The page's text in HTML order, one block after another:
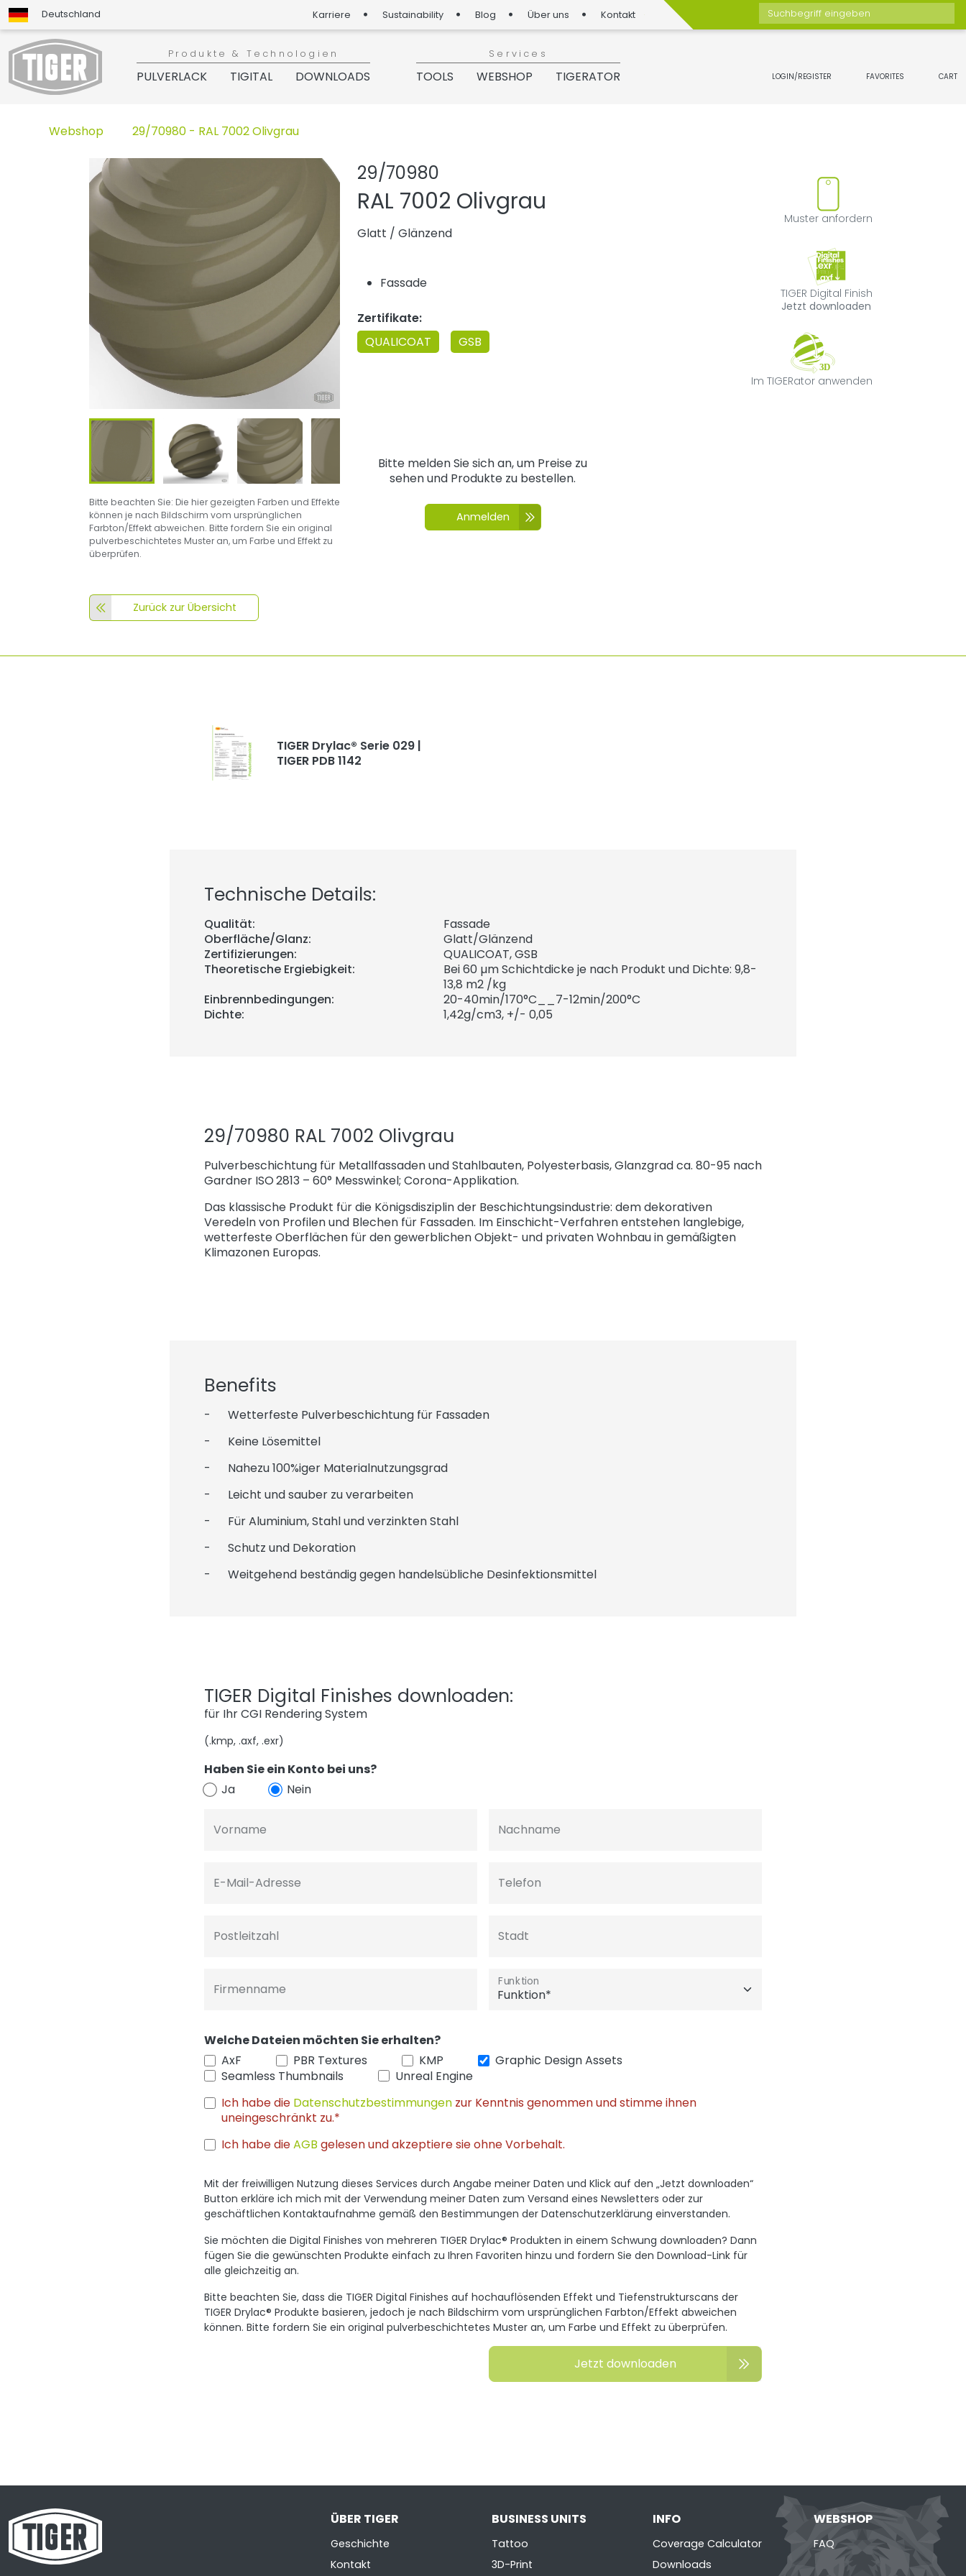
Deutschland Karriere Sustainability Blog Über uns Kontakt
Suchbegriff eingeben
Produkte & Technologien
PULVERLACK TIGITAL DOWNLOADS
Services
TOOLS WEBSHOP TIGERATOR LOGIN/REGISTER FAVORITES CART
Webshop 29/70980 - RAL 7002 Olivgrau
Bitte beachten Sie: Die hier gezeigten Farben und Effekte
können je nach Bildschirm vom ursprünglichen
Farbton/Effekt abweichen. Bitte fordern Sie ein original
pulverbeschichtetes Muster an, um Farbe und Effekt zu
überprüfen.
Zurück zur Übersicht
29/70980
Produkt zu Favoriten hinzufügen oder
RAL 7002 Olivgrau
Glatt /Glänzend
Fassade
Zertifikate:
QUALICOAT
GSB
Muster anfordern
TIGER Digital Finish
Jetzt downloaden
Im TIGERator anwenden
Bitte melden Sie sich an, um Preise zu
sehen und Produkte zu bestellen.
Anmelden
TIGER Drylac® Serie 029 |
TIGER PDB 1142
Technische Details:
Qualität:
Fassade
Oberfläche/Glanz:
Glatt/Glänzend
Zertifizierungen:
QUALICOAT, GSB
Theoretische Ergiebigkeit:
Bei 60 µm Schichtdicke je nach Produkt und Dichte: 9,8-
13,8 m2 /kg
Einbrennbedingungen:
20-40min/170°C__7-12min/200°C
Dichte:
1,42g/cm3, +/- 0,05
29/70980 RAL 7002 Olivgrau
Pulverbeschichtung für Metallfassaden und Stahlbauten, Polyesterbasis, Glanzgrad ca. 80-95 nach
Gardner ISO 2813 – 60° Messwinkel; Corona-Applikation.
Das klassische Produkt für die Königsdisziplin der Beschichtungsindustrie: dem dekorativen
Veredeln von Profilen und Blechen für Fassaden. Im Einschicht-Verfahren entstehen langlebige,
wetterfeste Oberflächen für den gewerblichen Objekt- und privaten Wohnbau in gemäßigten
Klimazonen Europas.
Benefits
- Wetterfeste Pulverbeschichtung für Fassaden
- Keine Lösemittel
- Nahezu 100%iger Materialnutzungsgrad
- Leicht und sauber zu verarbeiten
- Für Aluminium, Stahl und verzinkten Stahl
- Schutz und Dekoration
- Weitgehend beständig gegen handelsübliche Desinfektionsmittel
TIGER Digital Finishes downloaden:
für Ihr CGI Rendering System
(.kmp, .axf, .exr)
Haben Sie ein Konto bei uns?
Ja
Nein
Vorname Nachname
E-Mail-Adresse Telefon
Postleitzahl Stadt
Firmenname Funktion
Welche Dateien möchten Sie erhalten?
AxF
PBR Textures KMP
Graphic Design Assets
Seamless Thumbnails
Unreal Engine
Ich habe die Datenschutzbestimmungen zur Kenntnis genommen und stimme ihnen
uneingeschränkt zu.*
Ich habe dieAGB gelesen und akzeptiere sie ohne Vorbehalt.
Mit der freiwilligen Nutzung dieses Services durch Angabe meiner Daten und Klick auf den „Jetzt downloaden“
Button erkläre ich mich mit der Verwendung meiner Daten zum Versand eines Newsletters oder zur
geschäftlichen Kontaktaufnahme gemäß den Bestimmungen der Datenschutzerklärung einverstanden.
Sie möchten die Digital Finishes von mehreren TIGER Drylac® Produkten in einem Schwung downloaden? Dann
fügen Sie die gewünschten Produkte einfach zu Ihren Favoriten hinzu und fordern Sie den Download-Link für
alle gleichzeitig an.
Bitte beachten Sie, dass die TIGER Digital Finishes auf hochauflösenden Effekt und Tiefenstrukturscans der
TIGER Drylac® Produkte basieren, jedoch je nach Bildschirm vom ursprünglichen Farbton/Effekt abweichen
können. Bitte fordern Sie ein original pulverbeschichtetes Muster an, um Farbe und Effekt zu überprüfen.
Jetzt downloaden
ÜBER TIGER
Geschichte
Kontakt
BUSINESS UNITS
Tattoo
3D-Print
INFO
Coverage Calculator
Downloads
WEBSHOP
FAQ